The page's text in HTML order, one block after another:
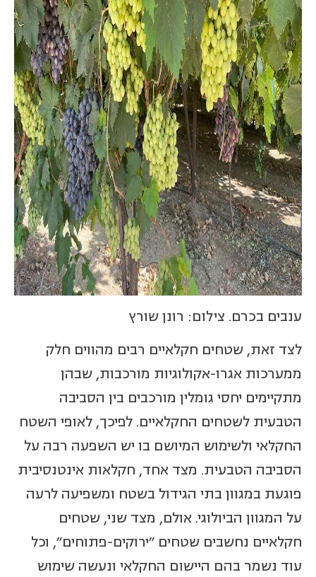
ענבים בכרם. צילום: רונן שורץ
לצד זאת, שטחים חקלאיים רבים מהווים חלק
ממערכות אגרו-אקולוגיות מורכבות, שבהן
מתקיימים יחסי גומלין מורכבים בין הסביבה
הטבעית לשטחים החקלאיים. לפיכך, לאופי השטח
החקלאי ולשימוש המיושם בו יש השפעה רבה על
הסביבה הטבעית. מצד אחד, חקלאות אינטנסיבית
פוגעת במגוון בתי הגידול בשטח ומשפיעה לרעה
על המגוון הביולוגי. אולם, מצד שני, שטחים
חקלאיים נחשבים שטחים "ירוקים-פתוחים", וכל
עוד נשמר בהם היישום החקלאי ונעשה שימוש